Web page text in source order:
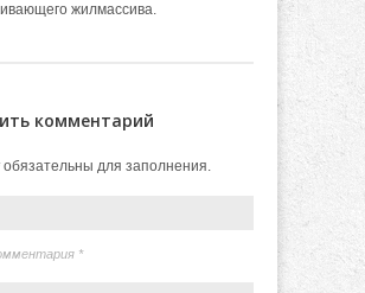
жилмассива.
комментарий
обязательны для заполнения.
*